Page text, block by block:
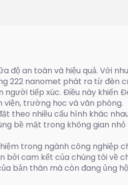
an toàn và hiệu quả. Với
222 nanomet phát ra từ đèn
người tiếp xúc. Điều này
trường học và văn phòng.
theo nhiều cấu hình khác
bề mặt trong không gian
trong ngành công nghiệp
bởi cam kết của chúng tôi về
bản thân mà còn đang ủng